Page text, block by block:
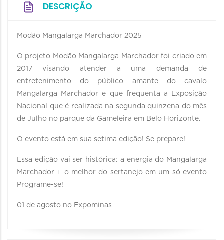
DESCRIÇÃO
Modão Mangalarga Marchador 2025
O projeto Modão Mangalarga Marchador foi criado em
2017 visando atender a uma demanda de
entretenimento do público amante do cavalo
Mangalarga Marchador e que frequenta a Exposição
Nacional que é realizada na segunda quinzena do mês
de Julho no parque da Gameleira em Belo Horizonte.
O evento está em sua setima edição! Se prepare!
Essa edição vai ser histórica: a energia do Mangalarga
Marchador + o melhor do sertanejo em um só evento
Programe-se!
01 de agosto no Expominas